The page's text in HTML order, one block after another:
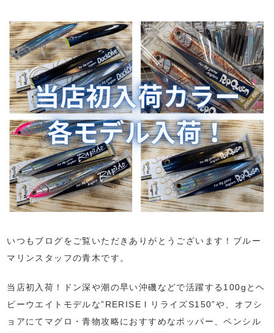
いつもブログをご覧いただきありがとうございます！ブルー
マリンスタッフの青木です。
当店初入荷！ドン深や潮の早い沖磯などで活躍する100gとヘ
ビーウエイトモデルな”RERISE l リライズS150”や、オフシ
ョアにてマグロ・青物攻略におすすめなポッパー、ペンシル